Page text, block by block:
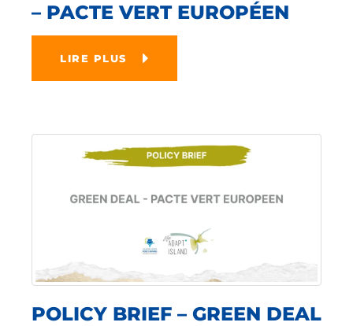
– PACTE VERT EUROPÉEN
LIRE PLUS
POLICY BRIEF – GREEN DEAL